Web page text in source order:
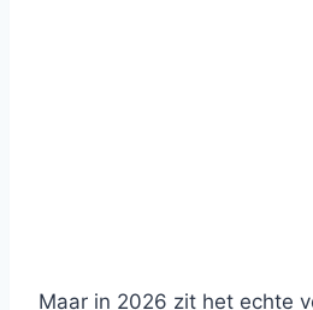
Maar in 2026 zit het echte